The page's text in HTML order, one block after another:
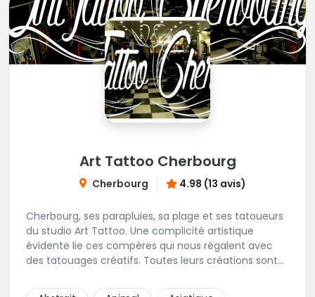
Art Tattoo Cherbourg
Cherbourg 4.98 (13 avis)
Cherbourg, ses parapluies, sa plage et ses tatoueurs
du studio Art Tattoo. Une complicité artistique
évidente lie ces compères qui nous régalent avec
des tatouages créatifs. Toutes leurs créations sont
d'hygiène les plus strictes. Du new-school, du old